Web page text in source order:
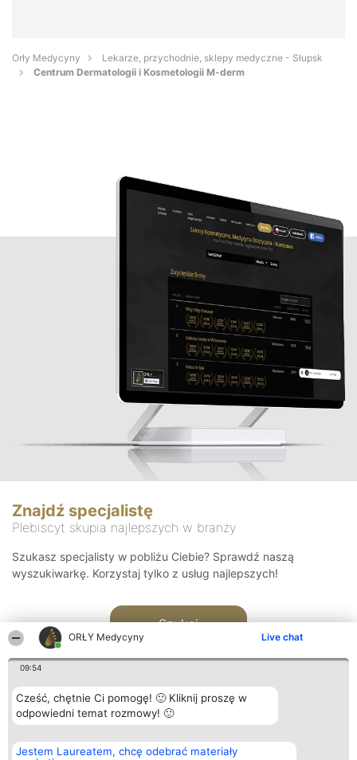
ORŁY Medycyny Live chat
09:54
Cześć, chętnie Ci pomogę! 🙂 Kliknij proszę w
odpowiedni temat rozmowy! 🙂
Jestem Laureatem, chcę odebrać materiały
Orły Medycyny
Lekarze, przychodnie, sklepy medyczne - Słupsk
Centrum Dermatologii i Kosmetologii M-derm
Znajdź specjalistę
Plebiscyt skupia najlepszych w branży
Szukasz specjalisty w pobliżu Ciebie? Sprawdź naszą
wyszukiwarkę. Korzystaj tylko z usług najlepszych!
Szukaj
Organizator plebiscytu
Bright Side Solutions sp. z o.
Plebiscyt
Laureaci
Kontakt
Kontakt